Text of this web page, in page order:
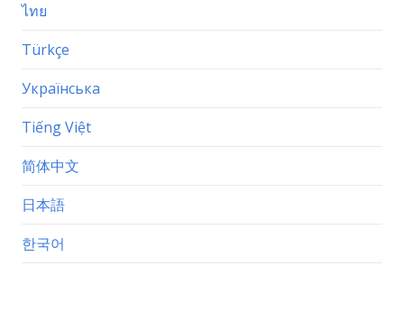
ไทย
Türkçe
Українська
Tiếng Việt
简体中文
日本語
한국어